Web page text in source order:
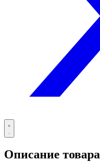
Описание товара